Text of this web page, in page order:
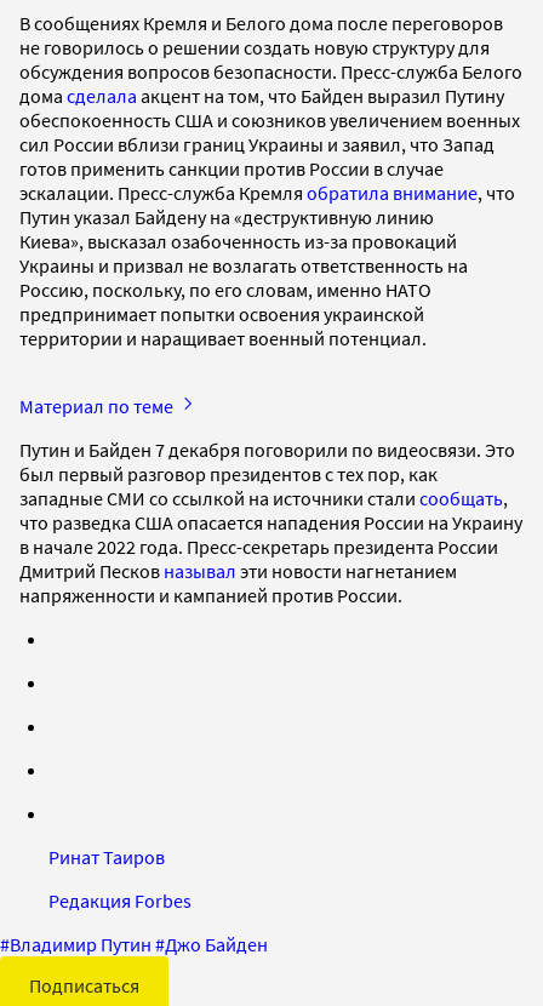
В сообщениях Кремля и Белого дома после переговоров
не говорилось о решении создать новую структуру для
обсуждения вопросов безопасности. Пресс-служба Белого
дома сделала акцент на том, что Байден выразил Путину
обеспокоенность США и союзников увеличением военных
сил России вблизи границ Украины и заявил, что Запад
готов применить санкции против России в случае
эскалации. Пресс-служба Кремля обратила внимание, что
Путин указал Байдену на «деструктивную линию
Киева», высказал озабоченность из-за провокаций
Украины и призвал не возлагать ответственность на
Россию, поскольку, по его словам, именно НАТО
предпринимает попытки освоения украинской
территории и наращивает военный потенциал.
Материал по теме
Путин и Байден 7 декабря поговорили по видеосвязи. Это
был первый разговор президентов с тех пор, как
западные СМИ со ссылкой на источники стали сообщать,
что разведка США опасается нападения России на Украину
в начале 2022 года. Пресс-секретарь президента России
Дмитрий Песков называл эти новости нагнетанием
напряженности и кампанией против России.
Ринат Таиров
Редакция Forbes
#Владимир Путин #Джо Байден
Подписаться